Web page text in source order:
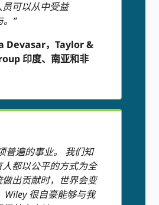
员可以从中受益
。”
Devasar，Taylor &
印度、南亚和非
普遍的事业。 我们知
都以公平的方式为全
出贡献时，世界会变
Wiley 很自豪能够与我